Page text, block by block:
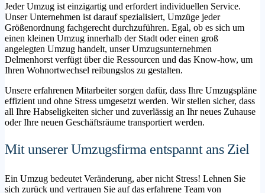
Jeder Umzug ist einzigartig und erfordert individuellen Service.
Unser Unternehmen ist darauf spezialisiert, Umzüge jeder
Größenordnung fachgerecht durchzuführen. Egal, ob es sich um
einen kleinen Umzug innerhalb der Stadt oder einen groß
angelegten Umzug handelt, unser Umzugsunternehmen
Delmenhorst verfügt über die Ressourcen und das Know-how, um
Ihren Wohnortwechsel reibungslos zu gestalten.
Unsere erfahrenen Mitarbeiter sorgen dafür, dass Ihre Umzugspläne
effizient und ohne Stress umgesetzt werden. Wir stellen sicher, dass
all Ihre Habseligkeiten sicher und zuverlässig an Ihr neues Zuhause
oder Ihre neuen Geschäftsräume transportiert werden.
Mit unserer Umzugsfirma entspannt ans Ziel
Ein Umzug bedeutet Veränderung, aber nicht Stress! Lehnen Sie
sich zurück und vertrauen Sie auf das erfahrene Team von